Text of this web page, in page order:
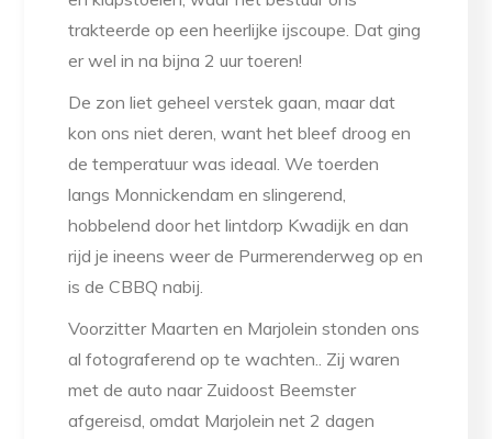
trakteerde op een heerlijke ijscoupe. Dat ging
er wel in na bijna 2 uur toeren!
De zon liet geheel verstek gaan, maar dat
kon ons niet deren, want het bleef droog en
de temperatuur was ideaal. We toerden
langs Monnickendam en slingerend,
hobbelend door het lintdorp Kwadijk en dan
rijd je ineens weer de Purmerenderweg op en
is de CBBQ nabij.
Voorzitter Maarten en Marjolein stonden ons
al fotograferend op te wachten.. Zij waren
met de auto naar Zuidoost Beemster
afgereisd, omdat Marjolein net 2 dagen